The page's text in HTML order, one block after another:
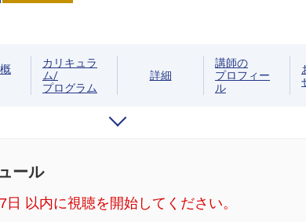
カリキュラ
ム/
プログラム
詳細
講師の
プロフィー
ル
ール
以内に視聴を開始してください。